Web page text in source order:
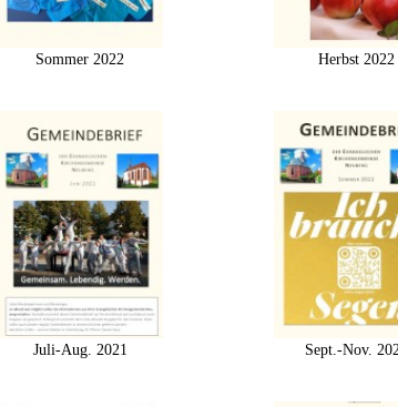
Sommer 2022 Herbst 2022
Juli-Aug. 2021 Sept.-Nov.